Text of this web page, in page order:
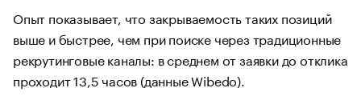
Опыт показывает, что закрываемость таких позиций
выше и быстрее, чем при поиске через традиционные
рекрутинговые каналы: в среднем от заявки до отклика
проходит 13,5 часов (данные Wibedo).